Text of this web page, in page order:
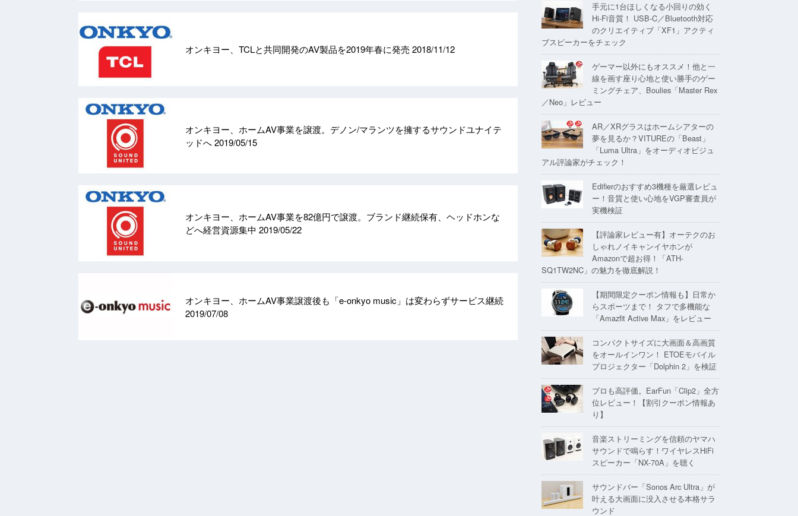
オンキヨー、TCLと共同開発のAV製品を2019年春に発売 2018/11/12
オンキヨー、ホームAV事業を譲渡。デノン/マランツを擁するサウンドユナイテ
ッドへ2019/05/15
オンキヨー、ホームAV事業を82億円で譲渡。ブランド継続保有、ヘッドホンな
どへ経営資源集中 2019/05/22
オンキヨー、ホームAV事業譲渡後も「e-onkyo music」は変わらずサービス継続
2019/07/08
手元に1台ほしくなる小回りの効く
Hi-Fi音質！ USB-C／Bluetooth対応
のクリエイティブ「XF1」アクティ
ブスピーカーをチェック
ゲーマー以外にもオススメ！他と一
線を画す座り心地と使い勝手のゲー
ミングチェア、Boulies「Master Rex
／Neo」レビュー
AR／XRグラスはホームシアターの
夢を見るか？VITUREの「Beast」
「Luma Ultra」をオーディオビジュ
アル評論家がチェック！
Edifierのおすすめ3機種を厳選レビュ
ー！音質と使い心地をVGP審査員が
実機検証
【評論家レビュー有】オーテクのお
しゃれノイキャンイヤホンが
Amazonで超お得！「ATH-
SQ1TW2NC」の魅力を徹底解説！
【期間限定クーポン情報も】日常か
らスポーツまで！ タフで多機能な
「Amazfit Active Max」をレビュー
コンパクトサイズに大画面＆高画質
をオールインワン！ ETOEモバイル
プロジェクター「Dolphin 2」を検証
プロも高評価。EarFun「Clip2」全方
位レビュー！【割引クーポン情報あ
り】
音楽ストリーミングを信頼のヤマハ
サウンドで鳴らす！ワイヤレスHiFi
スピーカー「NX-70A」を聴く
サウンドバー「Sonos Arc Ultra」が
叶える大画面に没入させる本格サラ
ウンド